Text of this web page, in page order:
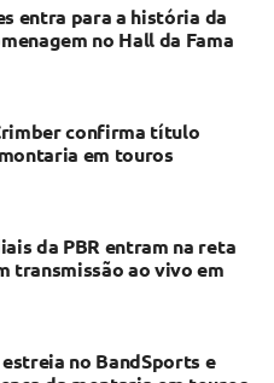
entra para a história da
no Hall da Fama
confirma título
em touros
da PBR entram na reta
transmissão ao vivo em
no BandSports e